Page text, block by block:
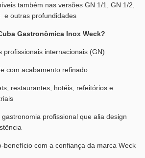
também nas versões GN 1/1, GN 1/2,
e outras profundidades
Gastronômica Inox Weck?
profissionais internacionais (GN)
com acabamento refinado
restaurantes, hotéis, refeitórios e
profissional que alia design
benefício com a confiança da marca Weck